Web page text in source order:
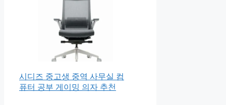
시디즈 중고생 중역 사무실 컴
퓨터 공부 게이밍 의자 추천